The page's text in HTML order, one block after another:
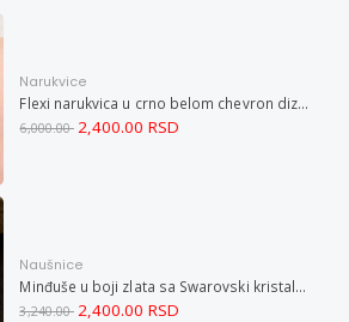
Narukvice
Flexi narukvica u crno belom chevron dizajnu M
6,000.00 2,400.00 RSD
Naušnice
Minđuše u boji zlata sa Swarovski kristalom i magnetom
3,240.00 2,400.00 RSD